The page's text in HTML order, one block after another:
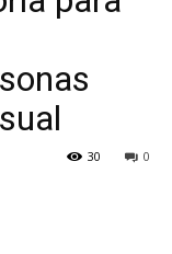
0
30